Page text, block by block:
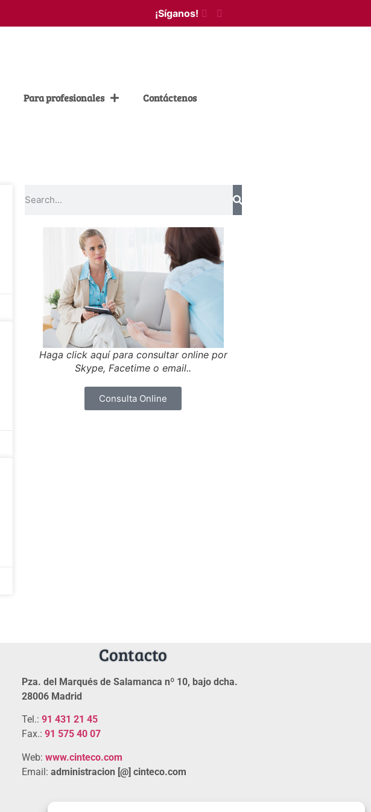
¡Síganos!
Para profesionales Contáctenos
Haga click aquí para consultar online por
Skype, Facetime o email..
Consulta Online
Contacto
Pza. del Marqués de Salamanca nº 10, bajo dcha.
28006 Madrid
Tel.: 91 431 21 45
Fax.: 91 575 40 07
Web: www.cinteco.com
Email: administracion [@] cinteco.com